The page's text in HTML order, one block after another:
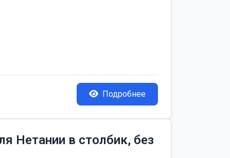
Подробнее
Нетании в столбик, без